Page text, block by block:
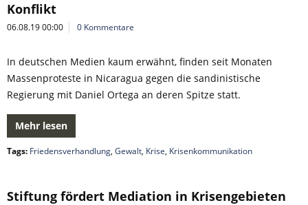
Konflikt
06.08.19 00:00 0 Kommentare
In deutschen Medien kaum erwähnt, finden seit Monaten
Massenproteste in Nicaragua gegen die sandinistische
Regierung mit Daniel Ortega an deren Spitze statt.
Mehr lesen
Tags: Friedensverhandlung, Gewalt, Krise, Krisenkommunikation
Stiftung fördert Mediation in Krisengebieten